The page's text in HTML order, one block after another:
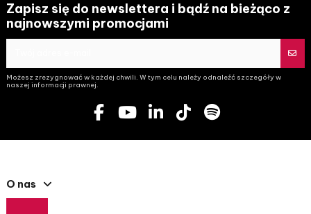
Zapisz się do newslettera i bądź na bieżąco z
najnowszymi promocjami
Możesz zrezygnować w każdej chwili. W tym celu należy odnaleźć szczegóły w
naszej informacji prawnej.
O nas